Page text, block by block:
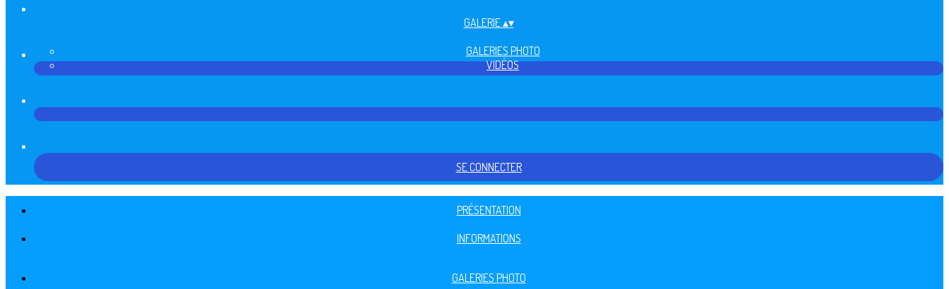
GALERIE▴▾
GALERIES PHOTO
VIDÉOS
SE CONNECTER
PRÉSENTATION
INFORMATIONS
GALERIES PHOTO